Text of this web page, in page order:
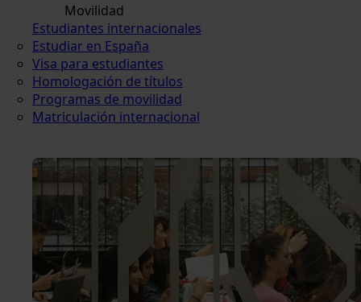
Movilidad
Estudiantes internacionales
Estudiar en España
Visa para estudiantes
Homologación de títulos
Programas de movilidad
Matriculación internacional